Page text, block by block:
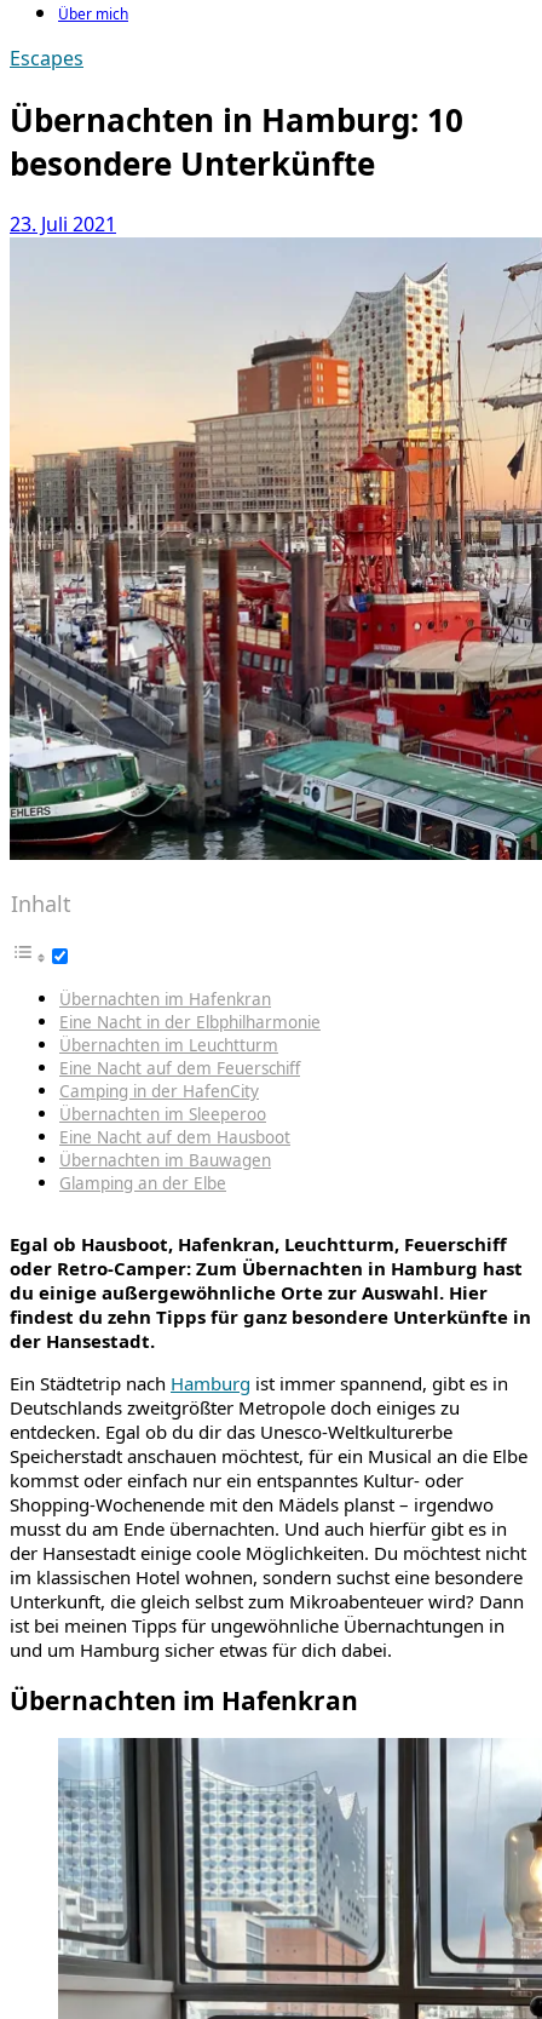
Über mich
Escapes
Übernachten in Hamburg: 10
besondere Unterkünfte
23. Juli 2021
Inhalt
Übernachten im Hafenkran
Eine Nacht in der Elbphilharmonie
Übernachten im Leuchtturm
Eine Nacht auf dem Feuerschiff
Camping in der HafenCity
Übernachten im Sleeperoo
Eine Nacht auf dem Hausboot
Übernachten im Bauwagen
Glamping an der Elbe
Egal ob Hausboot, Hafenkran, Leuchtturm, Feuerschiff
oder Retro-Camper: Zum Übernachten in Hamburg hast
du einige außergewöhnliche Orte zur Auswahl. Hier
findest du zehn Tipps für ganz besondere Unterkünfte in
der Hansestadt.
Ein Städtetrip nach Hamburg ist immer spannend, gibt es in
Deutschlands zweitgrößter Metropole doch einiges zu
entdecken. Egal ob du dir das Unesco-Weltkulturerbe
Speicherstadt anschauen möchtest, für ein Musical an die Elbe
kommst oder einfach nur ein entspanntes Kultur- oder
Shopping-Wochenende mit den Mädels planst – irgendwo
musst du am Ende übernachten. Und auch hierfür gibt es in
der Hansestadt einige coole Möglichkeiten. Du möchtest nicht
im klassischen Hotel wohnen, sondern suchst eine besondere
Unterkunft, die gleich selbst zum Mikroabenteuer wird? Dann
ist bei meinen Tipps für ungewöhnliche Übernachtungen in
und um Hamburg sicher etwas für dich dabei.
Übernachten im Hafenkran